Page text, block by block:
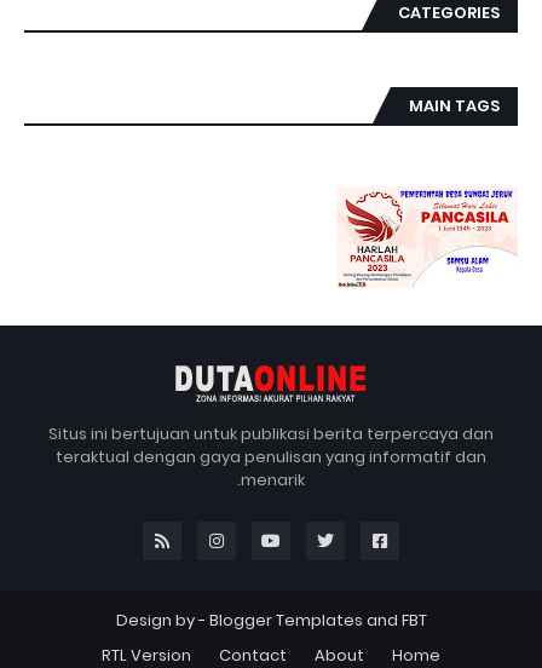
CATEGORIES
MAIN TAGS
Situs ini bertujuan untuk publikasi berita terpercaya dan
teraktual dengan gaya penulisan yang informatif dan
menarik.
Design by - Blogger Templates and FBT
Home
About
Contact
RTL Version